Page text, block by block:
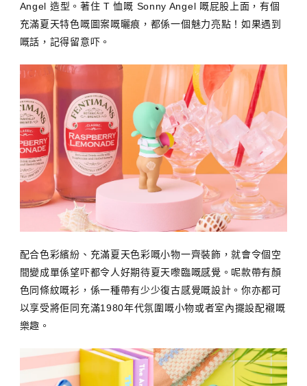
Angel 造型。著住 T 恤嘅 Sonny Angel 嘅屁股上面，有個
充滿夏天特色嘅圖案嘅曬痕，都係一個魅力亮點！如果遇到
嘅話，記得留意吓。
配合色彩繽紛、充滿夏天色彩嘅小物一齊裝飾，就會令個空
間變成單係望吓都令人好期待夏天嚟臨嘅感覺。呢款帶有顏
色同條紋嘅衫，係一種帶有少少復古感覺嘅設計。你亦都可
以享受將佢同充滿1980年代氛圍嘅小物或者室內擺設配襯嘅
樂趣。